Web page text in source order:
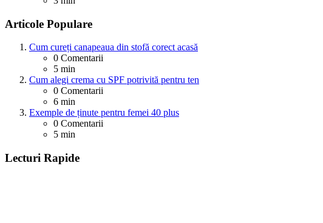
Articole Populare
Cum cureți canapeaua din stofă corect acasă
0 Comentarii
5 min
Cum alegi crema cu SPF potrivită pentru ten
0 Comentarii
6 min
Exemple de ținute pentru femei 40 plus
0 Comentarii
5 min
Lecturi Rapide